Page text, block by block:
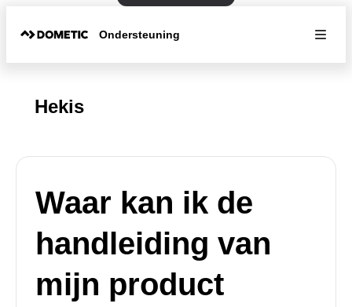
Ondersteuning
Hekis
Waar kan ik de
handleiding van
mijn product